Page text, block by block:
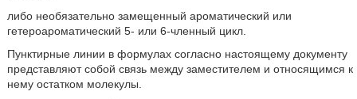
либо необязательно замещенный ароматический или
гетероароматический 5- или 6-членный цикл.
Пунктирные линии в формулах согласно настоящему документу
представляют собой связь между заместителем и относящимся к
нему остатком молекулы.